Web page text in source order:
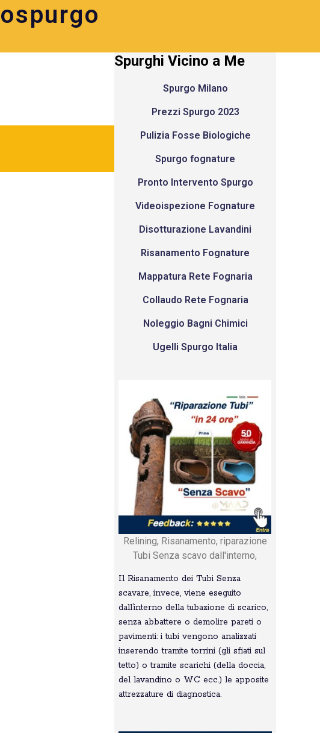
Spurghi Vicino a Me
Spurgo Milano
Prezzi Spurgo 2023
Pulizia Fosse Biologiche
Spurgo fognature
Pronto Intervento Spurgo
Videoispezione Fognature
Disotturazione Lavandini
Risanamento Fognature
Mappatura Rete Fognaria
Collaudo Rete Fognaria
Noleggio Bagni Chimici
Ugelli Spurgo Italia
Relining, Risanamento, riparazione
Tubi Senza scavo dall'interno,
Il Risanamento dei Tubi Senza
scavare, invece, viene eseguito
dall’interno della tubazione di scarico,
senza abbattere o demolire pareti o
pavimenti: i tubi vengono analizzati
inserendo tramite torrini (gli sfiati sul
tetto) o tramite scarichi (della doccia,
del lavandino o WC ecc.) le apposite
attrezzature di diagnostica.